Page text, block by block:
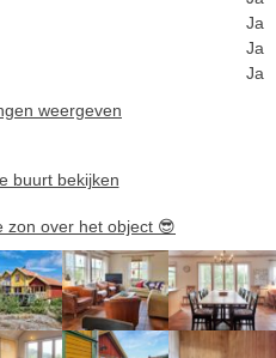
Ja
Ja
Ja
weergeven
buurt bekijken
zon over het object 😎